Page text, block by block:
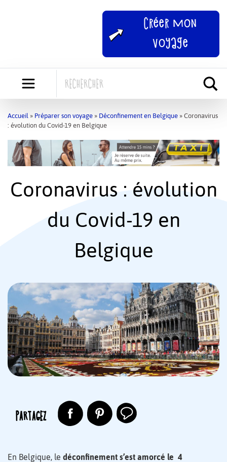
Créer mon
voyage
Accueil » Préparer son voyage » Déconfinement en Belgique » Coronavirus
: évolution du Covid-19 en Belgique
Coronavirus : évolution
du Covid-19 en
Belgique
PARTAGEZ
En Belgique, le déconfinement s’est amorcé le 4